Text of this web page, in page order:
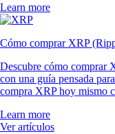
Learn more
Cómo comprar XRP
Descubre cómo comprar
con una guía pensada
compra XRP hoy mismo
Learn more
Ver artículos